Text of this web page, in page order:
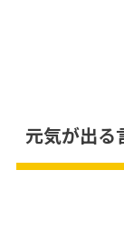
元気が出る